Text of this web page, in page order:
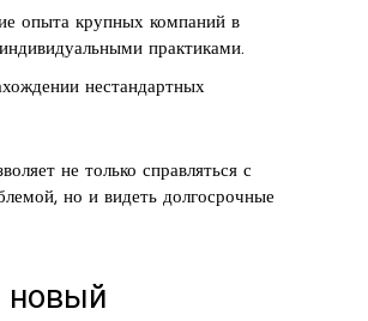
опыта крупных компаний в
практиками.
нестандартных
не только справляться с
но и видеть долгосрочные
новый